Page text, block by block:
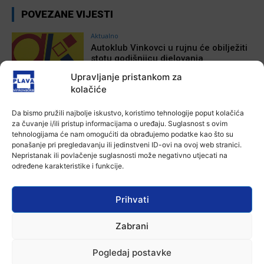
Upravljanje pristankom za
kolačiće
Da bismo pružili najbolje iskustvo, koristimo tehnologije poput kolačića
za čuvanje i/ili pristup informacijama o uređaju. Suglasnost s ovim
tehnologijama će nam omogućiti da obrađujemo podatke kao što su
ponašanje pri pregledavanju ili jedinstveni ID-ovi na ovoj web stranici.
Nepristanak ili povlačenje suglasnosti može negativno utjecati na
određene karakteristike i funkcije.
Prihvati
Zabrani
Pogledaj postavke
POVEZANE VIJESTI
Aktualno
Autoklub Vinkovci u rujnu će obilježiti
stotu godišnjicu djelovanja
Za dva tjedna započinje još jedna
Divlja liga
7 kolovoza, 2026
Aktualno
plovidba na Dunavu